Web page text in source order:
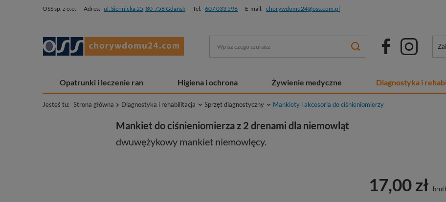
OSS sp. z o.o. Adres: ul. Siennicka 25, 80-758 Gdańsk Tel. 607 033 596 E-mail: chorywdomu24@oss.com.pl
Opatrunki i leczenie ran Higiena i ochrona Żywienie medyczne Diagnostyka i
Jesteś tu: Strona główna Diagnostyka i rehabilitacja Sprzęt diagnostyczny Mankiety i akcesoria do ciśnieniomierzy
Mankiet do ciśnieniomierza z 2 drenami dla niemowląt
dwuwężykowy mankiet niemowlęcy.
17,00 zł